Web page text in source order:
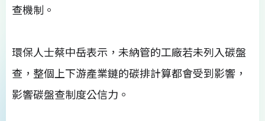
查機制。
環保人士蔡中岳表示，未納管的工廠若未列入碳盤
查，整個上下游產業鏈的碳排計算都會受到影響，
影響碳盤查制度公信力。